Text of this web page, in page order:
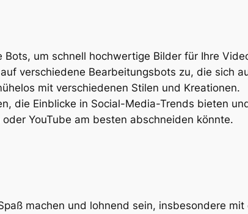
Bots, um schnell hochwertige Bilder für Ihre
verschiedene Bearbeitungsbots zu, die sich
mit verschiedenen Stilen und Kreationen.
die Einblicke in Social-Media-Trends bieten
YouTube am besten abschneiden könnte.
machen und lohnend sein, insbesondere